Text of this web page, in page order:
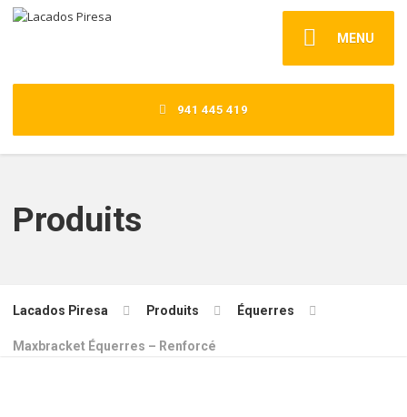
MENU
941 445 419
Produits
Lacados Piresa Produits Équerres
Maxbracket Équerres – Renforcé